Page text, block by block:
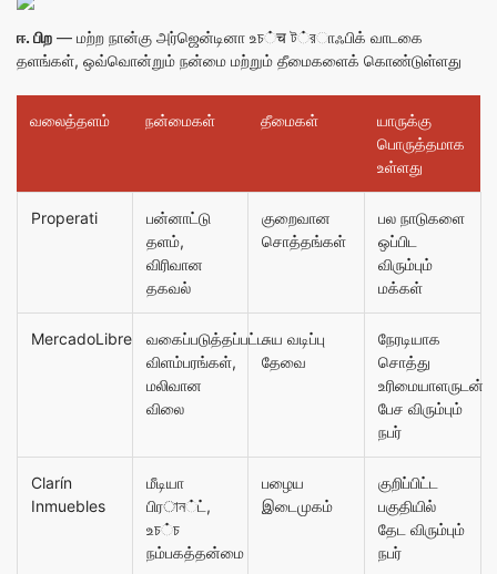
ஈ. பிற — மற்ற நான்கு அர்ஜென்டினா உচ்च ট்রாஃபிக் வாடகை
தளங்கள், ஒவ்வொன்றும் நன்மை மற்றும் தீமைகளைக் கொண்டுள்ளது
வலைத்தளம் நன்மைகள் தீமைகள்
யாருக்கு
பொருத்தமாக
உள்ளது
Properati
பன்னாட்டு
தளம்,
விரிவான
தகவல்
குறைவான
சொத்தங்கள்
பல நாடுகளை
ஒப்பிட
விரும்பும்
மக்கள்
MercadoLibre
வகைப்படுத்தப்பட்ட
விளம்பரங்கள்,
மலிவான
விலை
சுய வடிப்பு
தேவை
நேரடியாக
சொத்து
உரிமையாளருடன்
பேச விரும்பும்
நபர்
Clarín
Inmuebles
மீடியா
பிரান்ட்,
உচ்চ
நம்பகத்தன்மை
பழைய
இடைமுகம்
குறிப்பிட்ட
பகுதியில்
தேட விரும்பும்
நபர்